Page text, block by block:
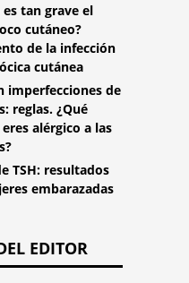
es tan grave el
cutáneo?
de la infección
cutánea
imperfecciones de
reglas. ¿Qué
alérgico a las
TSH: resultados
embarazadas
EDITOR